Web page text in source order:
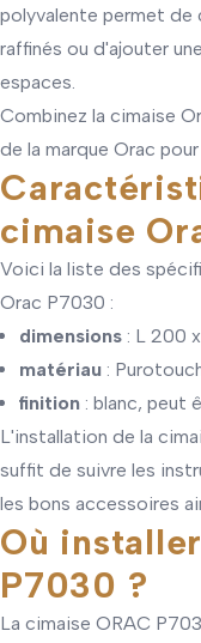
polyvalente permet de
raffinés ou d'ajouter
espaces.
Combinez la cimaise
de la marque Orac pour
cimaise
Voici la liste des
Orac P7030 :
dimensions : L 200
matériau :
finition : blanc, peut
L'installation de la
suffit de suivre les
les bons accessoires
Où
P7030 ?
La cimaise ORAC